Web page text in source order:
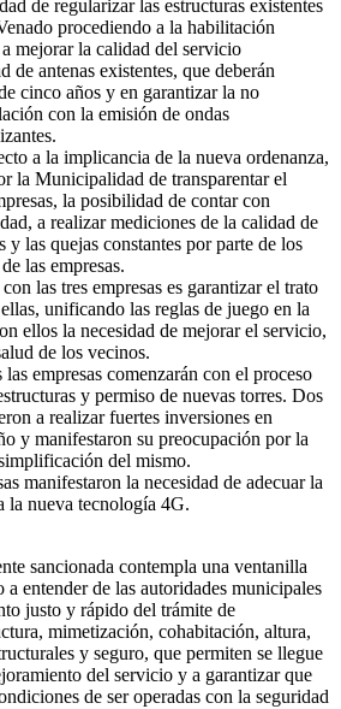
de regularizar las estructuras existentes
procediendo a la habilitación
mejorar la calidad del servicio
de antenas existentes, que deberán
cinco años y en garantizar la no
con la emisión de ondas
a la implicancia de la nueva ordenanza,
la Municipalidad de transparentar el
la posibilidad de contar con
a realizar mediciones de la calidad de
y las quejas constantes por parte de los
las empresas.
las tres empresas es garantizar el trato
unificando las reglas de juego en la
ellos la necesidad de mejorar el servicio,
de los vecinos.
empresas comenzarán con el proceso
y permiso de nuevas torres. Dos
a realizar fuertes inversiones en
y manifestaron su preocupación por la
del mismo.
manifestaron la necesidad de adecuar la
la nueva tecnología 4G.
sancionada contempla una ventanilla
entender de las autoridades municipales
justo y rápido del trámite de
mimetización, cohabitación, altura,
y seguro, que permiten se llegue
del servicio y a garantizar que
de ser operadas con la seguridad